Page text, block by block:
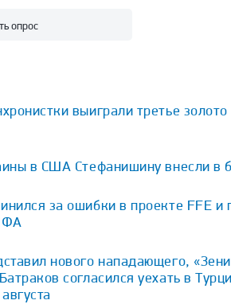
опрос
выиграли третье
в США Стефанишину внесли в
за ошибки в проекте FFE и
нового нападающего,
согласился уехать в